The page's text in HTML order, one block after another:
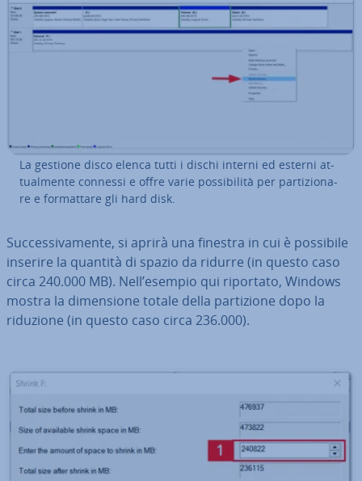
La gestione disco elenca tutti i dischi interni ed esterni at­
tual­men­te connessi e offre varie pos­si­bi­li­tà per par­ti­zio­na­
re e for­mat­ta­re gli hard disk.
Suc­ces­si­va­men­te, si aprirà una finestra in cui è possibile
inserire la quantità di spazio da ridurre (in questo caso
circa 240.000 MB). Nell’esempio qui riportato, Windows
mostra la di­men­sio­ne totale della par­ti­zio­ne dopo la
riduzione (in questo caso circa 236.000).